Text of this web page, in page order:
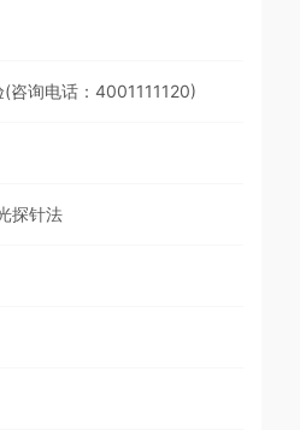
(咨询电话：4001111120)
探针法